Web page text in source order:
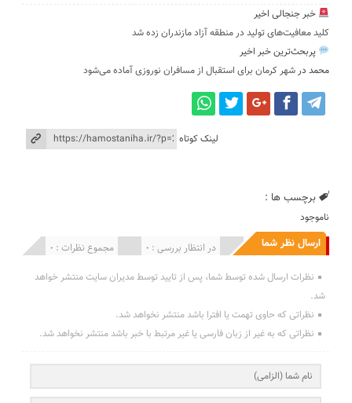
خبر جنجالی اخیر
کلید معافیت‌های تولید در منطقه آزاد مازندران زده شد
پربحث‌ترین خبر اخیر
محمد درشهر کرمان برای استقبال از مسافران نوروزی آماده می‌شود
لینک کوتاه
برچسب ها :
ناموجود
ارسال نظر شما مجموع نظرات : 0 در انتظار بررسی : 0 انتشار یافته : 0
نظرات ارسال شده توسط شما، پس از تایید توسط مدیران سایت منتشر خواهد
شد.
نظراتی که حاوی تهمت یا افترا باشد منتشر نخواهد شد.
نظراتی که به غیر از زبان فارسی یا غیر مرتبط با خبر باشد منتشر نخواهد شد.